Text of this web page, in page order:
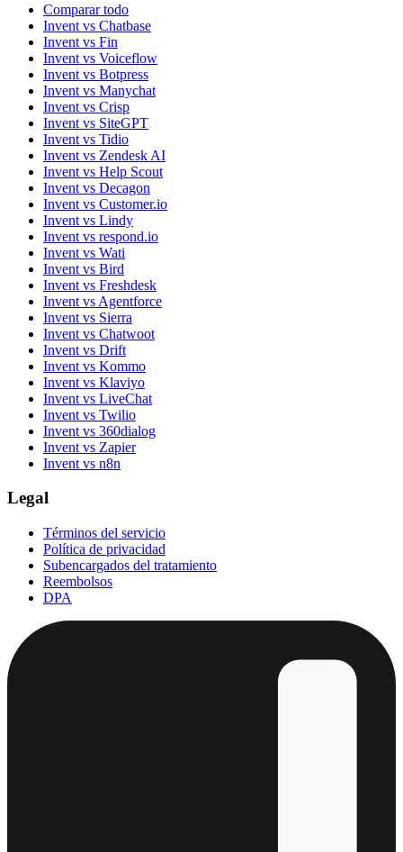
Comparar todo
Invent vs Chatbase
Invent vs Fin
Invent vs Voiceflow
Invent vs Botpress
Invent vs Manychat
Invent vs Crisp
Invent vs SiteGPT
Invent vs Tidio
Invent vs Zendesk AI
Invent vs Help Scout
Invent vs Decagon
Invent vs Customer.io
Invent vs Lindy
Invent vs respond.io
Invent vs Wati
Invent vs Bird
Invent vs Freshdesk
Invent vs Agentforce
Invent vs Sierra
Invent vs Chatwoot
Invent vs Drift
Invent vs Kommo
Invent vs Klaviyo
Invent vs LiveChat
Invent vs Twilio
Invent vs 360dialog
Invent vs Zapier
Invent vs n8n
Legal
Términos del servicio
Política de privacidad
Subencargados del tratamiento
Reembolsos
DPA